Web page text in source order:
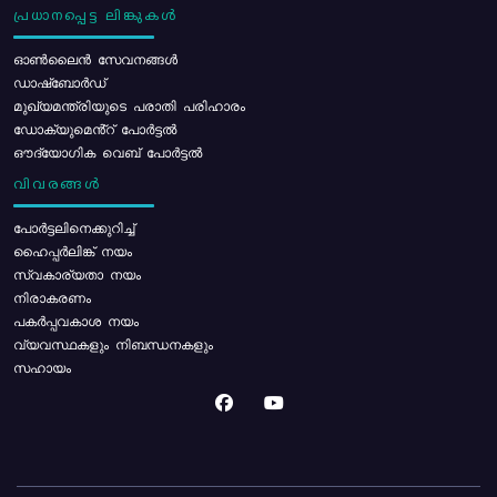
പ്രധാനപ്പെട്ട ലിങ്കുകൾ
ഓൺലൈൻ സേവനങ്ങൾ
ഡാഷ്ബോർഡ്
മുഖ്യമന്ത്രിയുടെ പരാതി പരിഹാരം
ഡോക്യുമെൻ്റ് പോർട്ടൽ
ഔദ്യോഗിക വെബ് പോർട്ടൽ
വിവരങ്ങൾ
പോര്‍ട്ടലിനെക്കുറിച്ച്
ഹൈപ്പർലിങ്ക് നയം
സ്വകാര്യതാ നയം
നിരാകരണം
പകർപ്പവകാശ നയം
വ്യവസ്ഥകളും നിബന്ധനകളും
സഹായം